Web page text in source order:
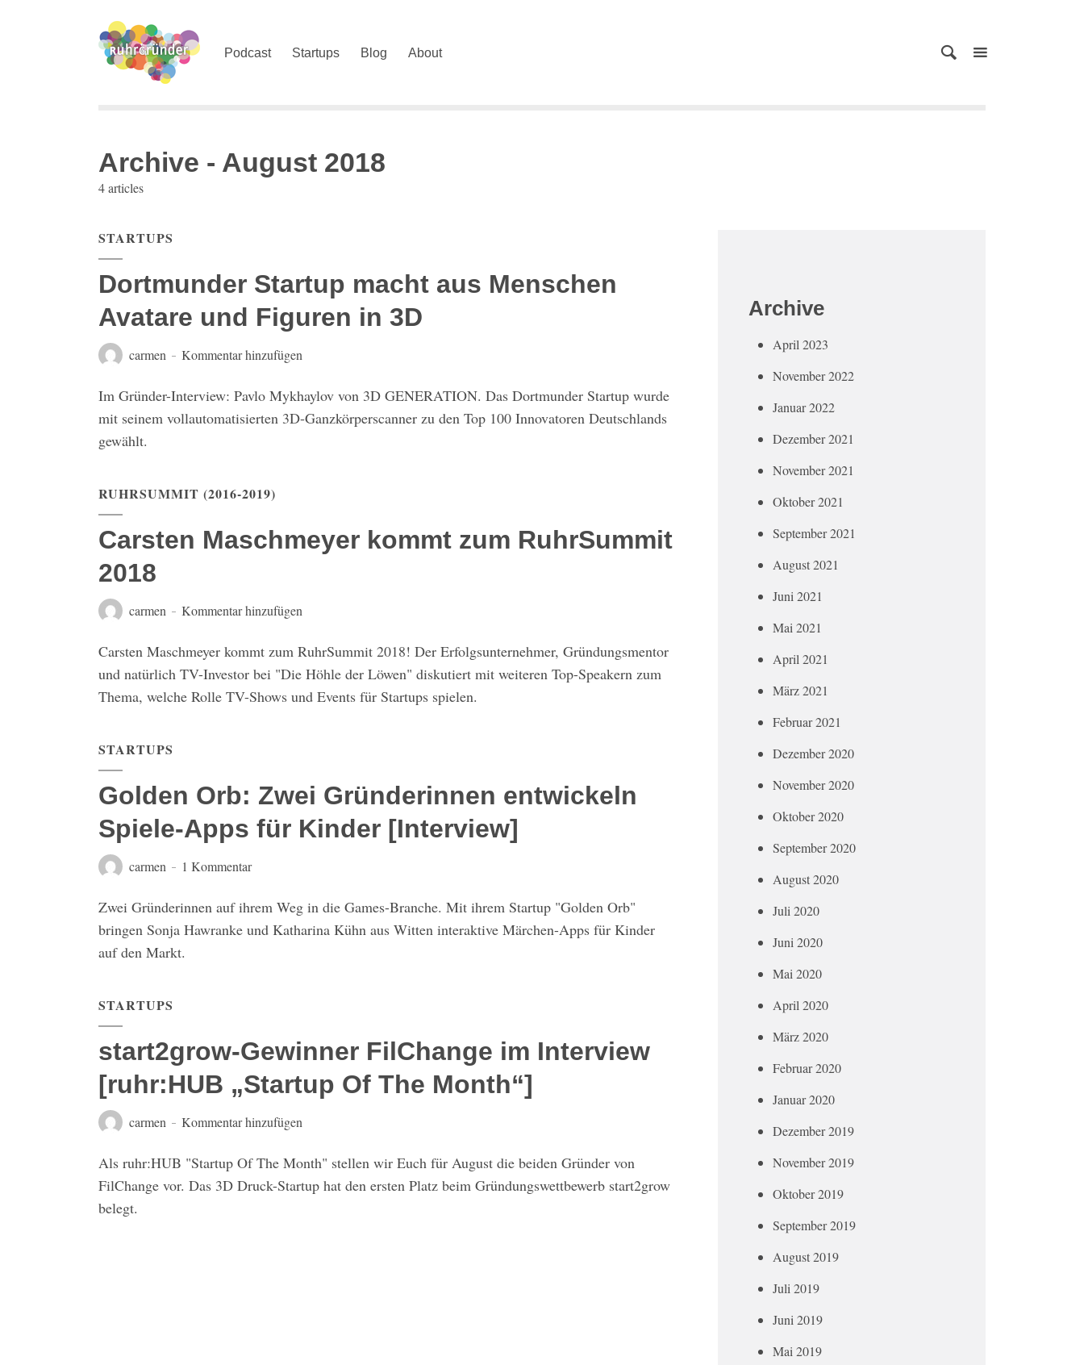
Podcast Startups Blog About
Archive - August 2018
4 articles
STARTUPS
Dortmunder Startup macht aus Menschen
Avatare und Figuren in 3D
carmen Kommentar hinzufügen
Im Gründer-Interview: Pavlo Mykhaylov von 3D GENERATION. Das Dortmunder Startup wurde
mit seinem vollautomatisierten 3D-Ganzkörperscanner zu den Top 100 Innovatoren Deutschlands
gewählt.
RUHRSUMMIT (2016-2019)
Carsten Maschmeyer kommt zum RuhrSummit
2018
carmen Kommentar hinzufügen
Carsten Maschmeyer kommt zum RuhrSummit 2018! Der Erfolgsunternehmer, Gründungsmentor
und natürlich TV-Investor bei "Die Höhle der Löwen" diskutiert mit weiteren Top-Speakern zum
Thema, welche Rolle TV-Shows und Events für Startups spielen.
STARTUPS
Golden Orb: Zwei Gründerinnen entwickeln
Spiele-Apps für Kinder [Interview]
carmen 1 Kommentar
Zwei Gründerinnen auf ihrem Weg in die Games-Branche. Mit ihrem Startup "Golden Orb"
bringen Sonja Hawranke und Katharina Kühn aus Witten interaktive Märchen-Apps für Kinder
auf den Markt.
STARTUPS
start2grow-Gewinner FilChange im Interview
[ruhr:HUB „Startup Of The Month“]
carmen Kommentar hinzufügen
Als ruhr:HUB "Startup Of The Month" stellen wir Euch für August die beiden Gründer von
FilChange vor. Das 3D Druck-Startup hat den ersten Platz beim Gründungswettbewerb start2grow
belegt.
Archive
April 2023
November 2022
Januar 2022
Dezember 2021
November 2021
Oktober 2021
September 2021
August 2021
Juni 2021
Mai 2021
April 2021
März 2021
Februar 2021
Dezember 2020
November 2020
Oktober 2020
September 2020
August 2020
Juli 2020
Juni 2020
Mai 2020
April 2020
März 2020
Februar 2020
Januar 2020
Dezember 2019
November 2019
Oktober 2019
September 2019
August 2019
Juli 2019
Juni 2019
Mai 2019